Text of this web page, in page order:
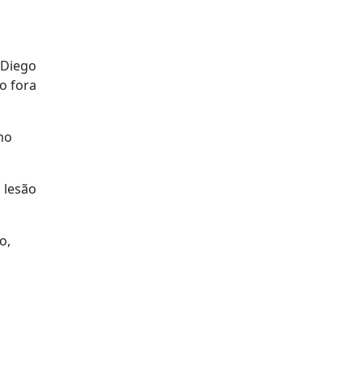
fora